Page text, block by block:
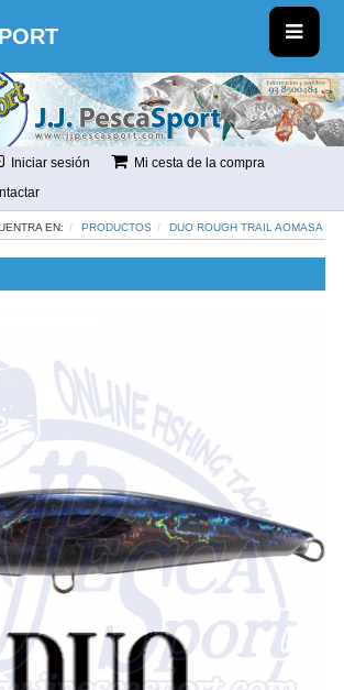
Iniciar sesión
Mi cesta de la compra
EN: PRODUCTOS DUO ROUGH TRAIL AOMASA